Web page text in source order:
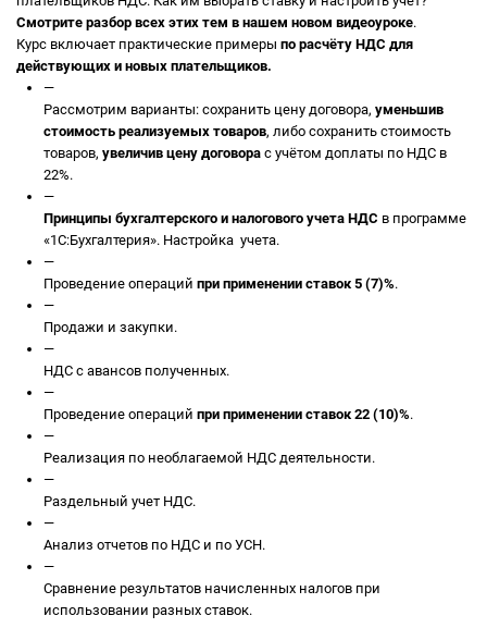
Смотрите разбор всех этих тем в нашем новом видеоуроке.
Курс включает практические примеры по расчёту НДС для
действующих и новых плательщиков.
—
Рассмотрим варианты: сохранить цену договора, уменьшив
стоимость реализуемых товаров, либо сохранить стоимость
товаров, увеличив цену договора с учётом доплаты по НДС в
22%.
—
Принципы бухгалтерского и налогового учета НДС в программе
«1С:Бухгалтерия». Настройка учета.
—
Проведение операций при применении ставок 5 (7)%.
—
Продажи и закупки.
—
НДС с авансов полученных.
—
Проведение операций при применении ставок 22 (10)%.
—
Реализация по необлагаемой НДС деятельности.
—
Раздельный учет НДС.
—
Анализ отчетов по НДС и по УСН.
—
Сравнение результатов начисленных налогов при
использовании разных ставок.